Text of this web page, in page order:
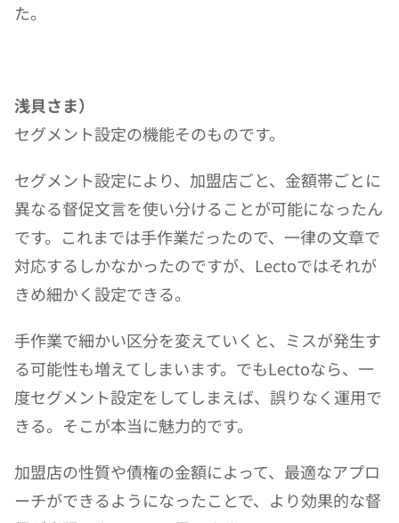
た。
浅貝さま）
セグメント設定の機能そのものです。
セグメント設定により、加盟店ごと、金額帯ごとに
異なる督促文言を使い分けることが可能になったん
です。これまでは手作業だったので、一律の文章で
対応するしかなかったのですが、Lectoではそれが
きめ細かく設定できる。
手作業で細かい区分を変えていくと、ミスが発生す
る可能性も増えてしまいます。でもLectoなら、一
度セグメント設定をしてしまえば、誤りなく運用で
きる。そこが本当に魅力的です。
加盟店の性質や債権の金額によって、最適なアプロ
ーチができるようになったことで、より効果的な督